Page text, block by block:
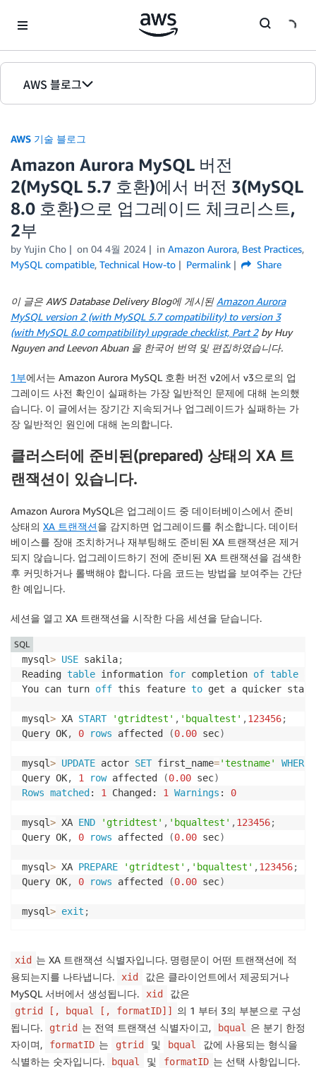
AWS 블로그
홈
에디션
AWS 기술 블로그
Amazon Aurora MySQL 버전
2(MySQL 5.7 호환)에서 버전 3(MySQL
8.0 호환)으로 업그레이드 체크리스트,
2부
by Yujin Cho on 04 4월 2024 in Amazon Aurora, Best Practices,
MySQL compatible, Technical How-to Permalink Share
이 글은 AWS Database Delivery Blog에 게시된 Amazon Aurora
MySQL version 2 (with MySQL 5.7 compatibility) to version 3
(with MySQL 8.0 compatibility) upgrade checklist, Part 2by Huy
Nguyen and Leevon Abuan 을 한국어 번역 및 편집하였습니다.
1부에서는 Amazon Aurora MySQL 호환 버전 v2에서 v3으로의 업
그레이드 사전 확인이 실패하는 가장 일반적인 문제에 대해 논의했
습니다. 이 글에서는 장기간 지속되거나 업그레이드가 실패하는 가
장 일반적인 원인에 대해 논의합니다.
클러스터에 준비된(prepared) 상태의 XA 트
랜잭션이 있습니다.
Amazon Aurora MySQL은 업그레이드 중 데이터베이스에서 준비
상태의 XA 트랜잭션을 감지하면 업그레이드를 취소합니다. 데이터
베이스를 장애 조치하거나 재부팅해도 준비된 XA 트랜잭션은 제거
되지 않습니다. 업그레이드하기 전에 준비된 XA 트랜잭션을 검색한
후 커밋하거나 롤백해야 합니다. 다음 코드는 방법을 보여주는 간단
한 예입니다.
세션을 열고 XA 트랜잭션을 시작한 다음 세션을 닫습니다.
mysql> USE sakila;
Reading table information for completion of table
You can turn off this feature to get a quicker
mysql> XA START 'gtridtest' , 'bqualtest' ,123456;
Query OK, 0 rows affected (0.00 sec)
mysql> UPDATE actor SET first_name='testname' WHERE
Query OK, 1 row affected (0.00 sec)
Rows matched : 1 Changed: 1 Warnings : 0
mysql> XA END 'gtridtest' , 'bqualtest' ,123456;
Query OK, 0 rows affected (0.00 sec)
mysql> XA PREPARE 'gtridtest' , 'bqualtest' ,123456;
Query OK, 0 rows affected (0.00 sec)
mysql> exit ;
SQL
xid 는 XA 트랜잭션 식별자입니다. 명령문이 어떤 트랜잭션에 적
용되는지를 나타냅니다.
xid
값은 클라이언트에서 제공되거나
MySQL 서버에서 생성됩니다.
xid 값은
gtrid [, bqual [, formatID]]
의 1 부터 3의 부분으로 구성
됩니다.
gtrid 는 전역 트랜잭션 식별자이고, bqual
은 분기 한정
자이며,
formatID 는 gtrid 및 bqual
값에 사용되는 형식을
식별하는 숫자입니다.
bqual 및 formatID 는 선택 사항입니다.